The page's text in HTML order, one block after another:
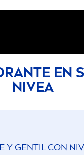
EN
NIVEA
Y GENTIL CON